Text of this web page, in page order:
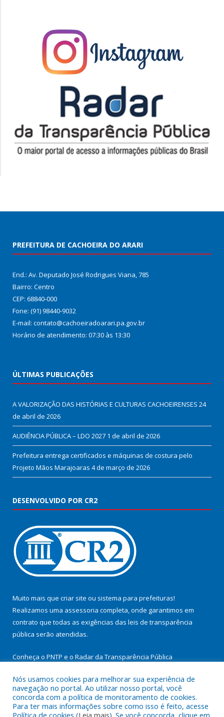
PREFEITURA DE CACHOEIRA DO ARARI
End.: Av. Deputado José Rodrigues Viana, 785
Bairro: Centro
CEP: 68840-000
Fone: (91) 98440-9032
E-mail: contato@cachoeiradoarari.pa.gov.br
Horário de atendimento: 07:30 às 13:30
ÚLTIMAS PUBLICAÇÕES
A VALORIZAÇÃO DAS HISTÓRIAS E CULTURAS CACHOEIRENSES 24
de abril de 2026
AUDIÊNCIA PÚBLICA – LDO 2027 1 de abril de 2026
Prefeitura entrega certificados e máquinas de costura pelo
Projeto Mãos Marajoaras 4 de março de 2026
DESENVOLVIDO POR CR2
Muito mais que criar site ou sistema para prefeituras!
Realizamos uma assessoria completa, onde garantimos em
contrato que todas as exigências das leis de transparência
pública serão atendidas.
Conheça o PNTP e o Radar da Transparência Pública
Todos os direitos reservados a Prefeitura Municipal de
Nós usamos cookies para melhorar sua experiência de
navegação no portal. Ao utilizar nosso portal, você
concorda com a política de monitoramento de cookies.
Para ter mais informações sobre como isso é feito, acesse
Política de cookies (Leia mais). Se você concorda, clique em